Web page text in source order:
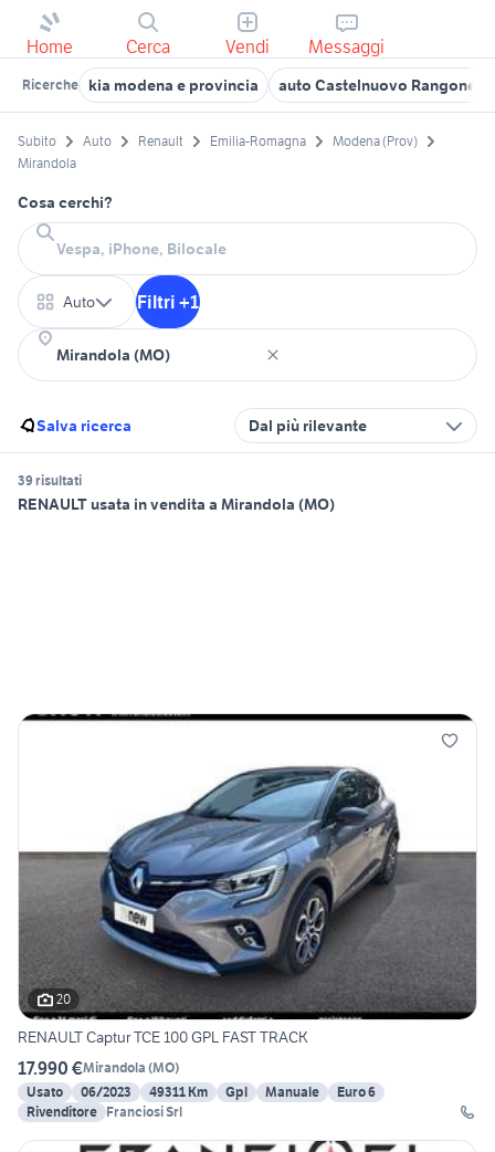
Home Cerca Vendi Messaggi
Ricerche kia modena e provincia auto Castelnuovo Rangone
Subito Auto Renault Emilia-Romagna
Modena (Prov)
Mirandola
Cosa cerchi?
Auto Filtri +1
Salva ricerca Dal più rilevante
39 risultati
RENAULT usata in vendita a Mirandola (MO)
20
RENAULT Captur TCE 100 GPL FAST TRACK
17.990 €Mirandola (MO)
Usato
06/2023 49311 Km Gpl Manuale
Euro 6
Rivenditore Franciosi Srl